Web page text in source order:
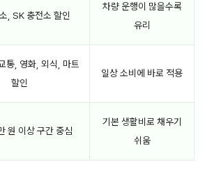
, SK 충전소 할인
차량 운행이 많을수록
유리
통, 영화, 외식, 마트
할인
일상 소비에 바로 적용
원 이상 구간 중심
기본 생활비로 채우기
쉬움